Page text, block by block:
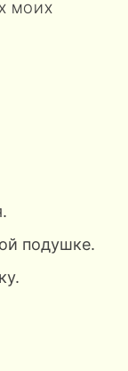
МОИХ
подушке.